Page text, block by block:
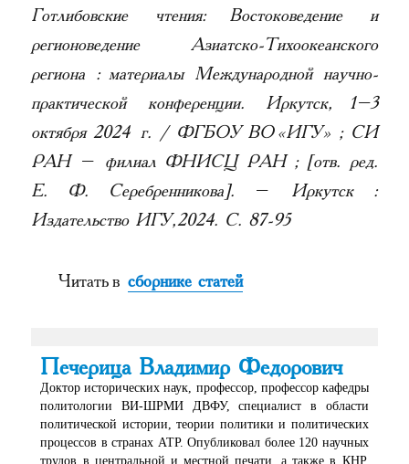
Готлибовские чтения: Востоковедение и
регионоведение Азиатско-Тихоокеанского
региона : материалы Международной научно-
практической конференции. Иркутск, 1–3
октября 2024 г. / ФГБОУ ВО «ИГУ» ; СИ
РАН – филиал ФНИСЦ РАН ; [отв. ред.
Е. Ф. Серебренникова]. – Иркутск :
Издательство ИГУ, 2024. С. 87-95
Читать всборнике статей
Печерица Владимир Федорович
Доктор исторических наук, профессор, профессор кафедры
политологии ВИ-ШРМИ ДВФУ, специалист в области
политической истории, теории политики и политических
процессов в странах АТР. Опубликовал более 120 научных
трудов в центральной и местной печати, а также в КНР,